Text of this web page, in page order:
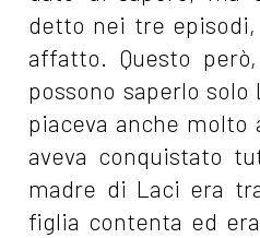
detto nei tre
affatto. Questo
possono saperlo
piaceva anche molto
aveva conquistato
madre di Laci era
figlia contenta ed